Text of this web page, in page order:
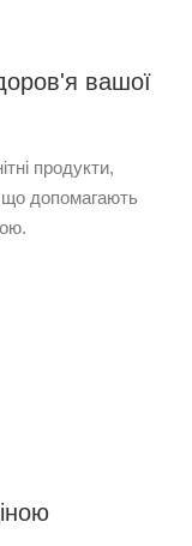
вашої
продукти,
що допомагають